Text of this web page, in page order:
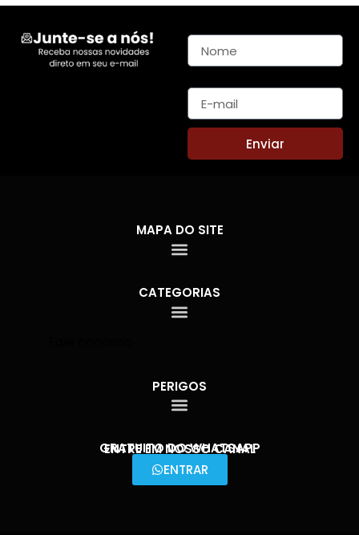
Enviar
MAPA DO SITE
CATEGORIAS
PERIGOS
ENTRE EM NOSSO CANAL
GRATUITO DO WHATSAPP
ENTRAR